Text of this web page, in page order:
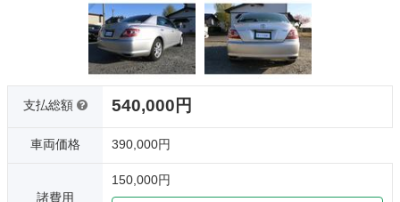
支払総額 540,000円
車両価格 390,000円
諸費用
150,000円